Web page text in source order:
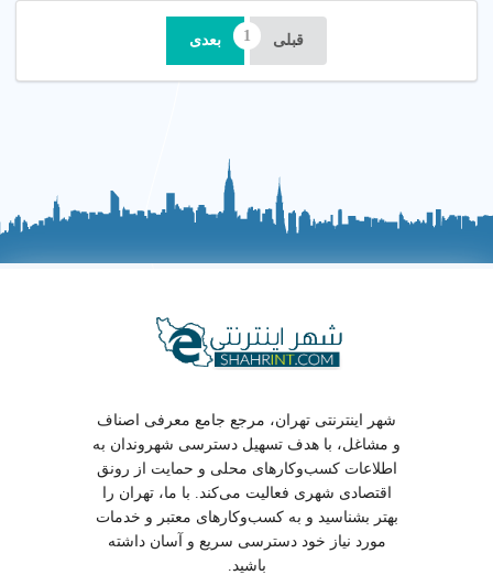
قبلی بعدی
شهر اینترنتی تهران، مرجع جامع معرفی اصناف
و مشاغل، با هدف تسهیل دسترسی شهروندان به
اطلاعات کسب‌وکارهای محلی و حمایت از رونق
اقتصادی شهری فعالیت می‌کند. با ما، تهران را
بهتر بشناسید و به کسب‌وکارهای معتبر و خدمات
مورد نیاز خود دسترسی سریع و آسان داشته
باشید.